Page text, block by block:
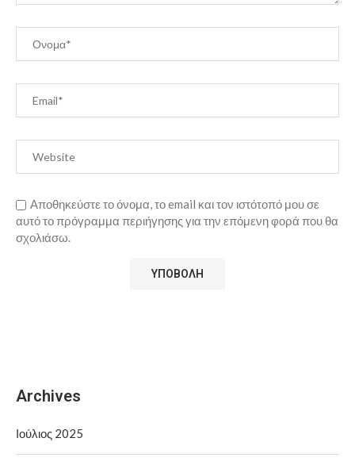
Αποθηκεύστε το όνομα, το email και τον ιστότοπό μου σε
αυτό το πρόγραμμα περιήγησης για την επόμενη φορά που θα
σχολιάσω.
Archives
Ιούλιος 2025